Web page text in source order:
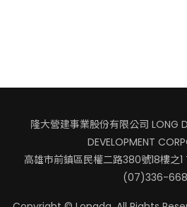
隆大營建事業股份有限公司 LONG
DEVELOPMENT
高雄市前鎮區民權二路380號18樓之1
(07)336-